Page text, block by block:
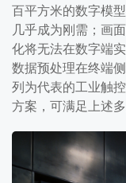
百平方米的数字模
几乎成为刚需；画
化将无法在数字端
数据预处理在终端
列为代表的工业触
方案，可满足上述